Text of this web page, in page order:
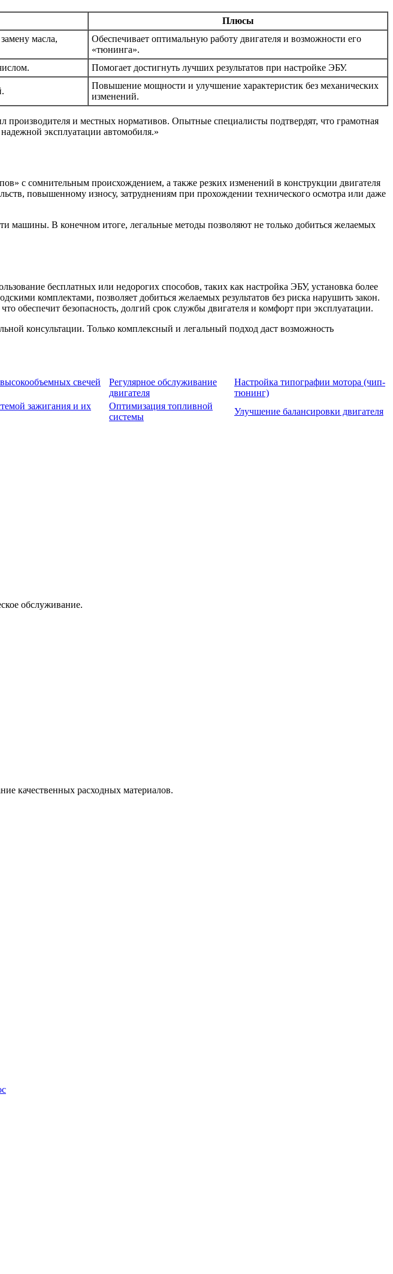
Плюсы
масла,
Обеспечивает оптимальную работу двигателя и возможности его
«тюнинга».
Помогает достигнуть лучших результатов при настройке ЭБУ.
Повышение мощности и улучшение характеристик без механических
изменений.
и местных нормативов. Опытные специалисты подтвердят, что грамотная
эксплуатации автомобиля.»
с сомнительным происхождением, а также резких изменений в конструкции двигателя
повышенному износу, затруднениям при прохождении технического осмотра или даже
В конечном итоге, легальные методы позволяют не только добиться желаемых
бесплатных или недорогих способов, таких как настройка ЭБУ, установка более
комплектами, позволяет добиться желаемых результатов без риска нарушить закон.
обеспечит безопасность, долгий срок службы двигателя и комфорт при эксплуатации.
консультации. Только комплексный и легальный подход даст возможность
свечей
Регулярное обслуживание
двигателя
Настройка типографии мотора (чип-
тюнинг)
зажигания и их
Оптимизация топливной
системы
Улучшение балансировки двигателя
обслуживание.
качественных расходных материалов.